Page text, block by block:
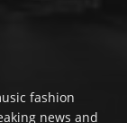
fashion
news and